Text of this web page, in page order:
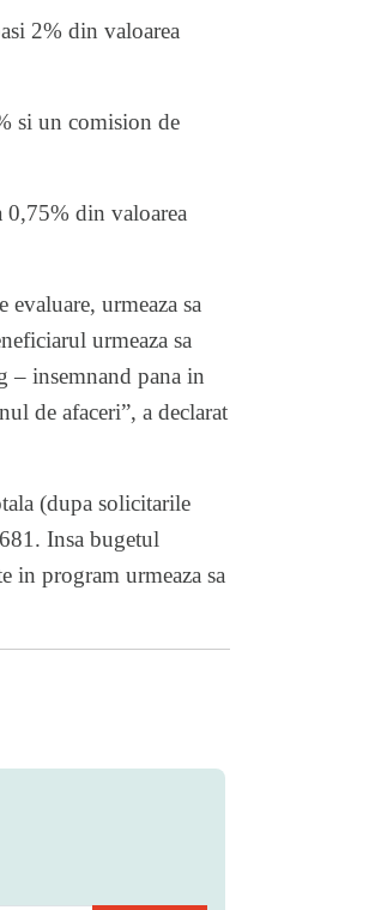
2% din valoarea
si un comision de
0,75% din valoarea
urmeaza sa
urmeaza sa
– insemnand pana in
de afaceri”, a declarat
(dupa solicitarile
Insa bugetul
in program urmeaza sa